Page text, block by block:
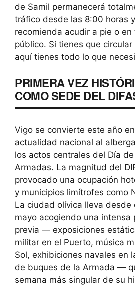
de Samil permanecerá
tráfico desde las 8:00 horas
recomienda acudir a pie o en
público. Si tienes que
aquí tienes todo lo que
PRIMERA VEZ
COMO SEDE DEL
Vigo se convierte este año
actualidad nacional al
los actos centrales del Día de
Armadas. La magnitud del
provocado una ocupación
y municipios limítrofes como
La ciudad olívica lleva desde
mayo acogiendo una intensa
previa — exposiciones
militar en el Puerto, música
Sol, exhibiciones navales en
de buques de la Armada —
semana más singular de su